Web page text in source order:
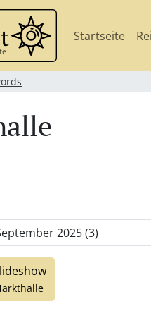
Startseite